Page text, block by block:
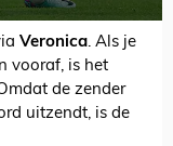
Veronica. Als je
vooraf, is het
de zender
uitzendt, is de